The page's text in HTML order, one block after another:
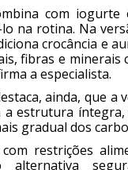
com
na rotina. Na
crocância e
fibras e minerais
a especialista.
ainda, que a
a estrutura
gradual dos
restrições
alternativa